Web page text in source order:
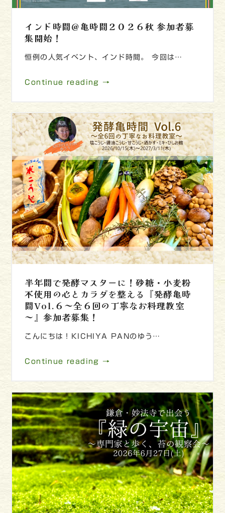
インド時間＠亀時間２０２６秋 参加者募
集開始！
恒例の人気イベント、インド時間。 今回は…
Continue reading →
半年間で発酵マスターに！砂糖・小麦粉
不使用の心とカラダを整える『発酵亀時
間Vol.６～全６回の丁寧なお料理教室
～』参加者募集！
こんにちは！KICHIYA PANのゆう…
Continue reading →